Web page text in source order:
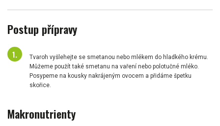
Postup přípravy
Tvaroh vyšlehejte se smetanou nebo mlékem do hladkého krému.
Můžeme použít také smetanu na vaření nebo polotučné mléko.
Posypeme na kousky nakrájeným ovocem a přidáme špetku
skořice.
Makronutrienty